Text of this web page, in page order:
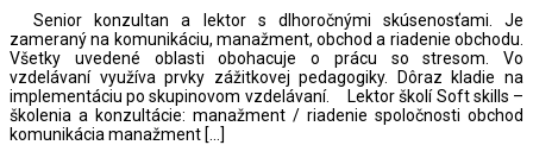
Senior konzultan a lektor s dlhoročnými skúsenosťami. Je
zameraný na komunikáciu, manažment, obchod a riadenie obchodu.
Všetky uvedené oblasti obohacuje o prácu so stresom. Vo
vzdelávaní využíva prvky zážitkovej pedagogiky. Dôraz kladie na
implementáciu po skupinovom vzdelávaní. Lektor školí Soft skills –
školenia a konzultácie: manažment / riadenie spoločnosti obchod
komunikácia manažment […]